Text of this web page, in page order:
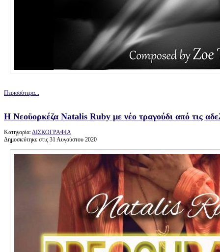
Περισσότερα...
Η Νεοϋορκέζα Natalis Ruby με νέο τραγούδι από τις
Κατηγορία:ΔΙΣΚΟΓΡΑΦΙΑ
Δημοσιεύτηκε στις 31 Αυγούστου 2020